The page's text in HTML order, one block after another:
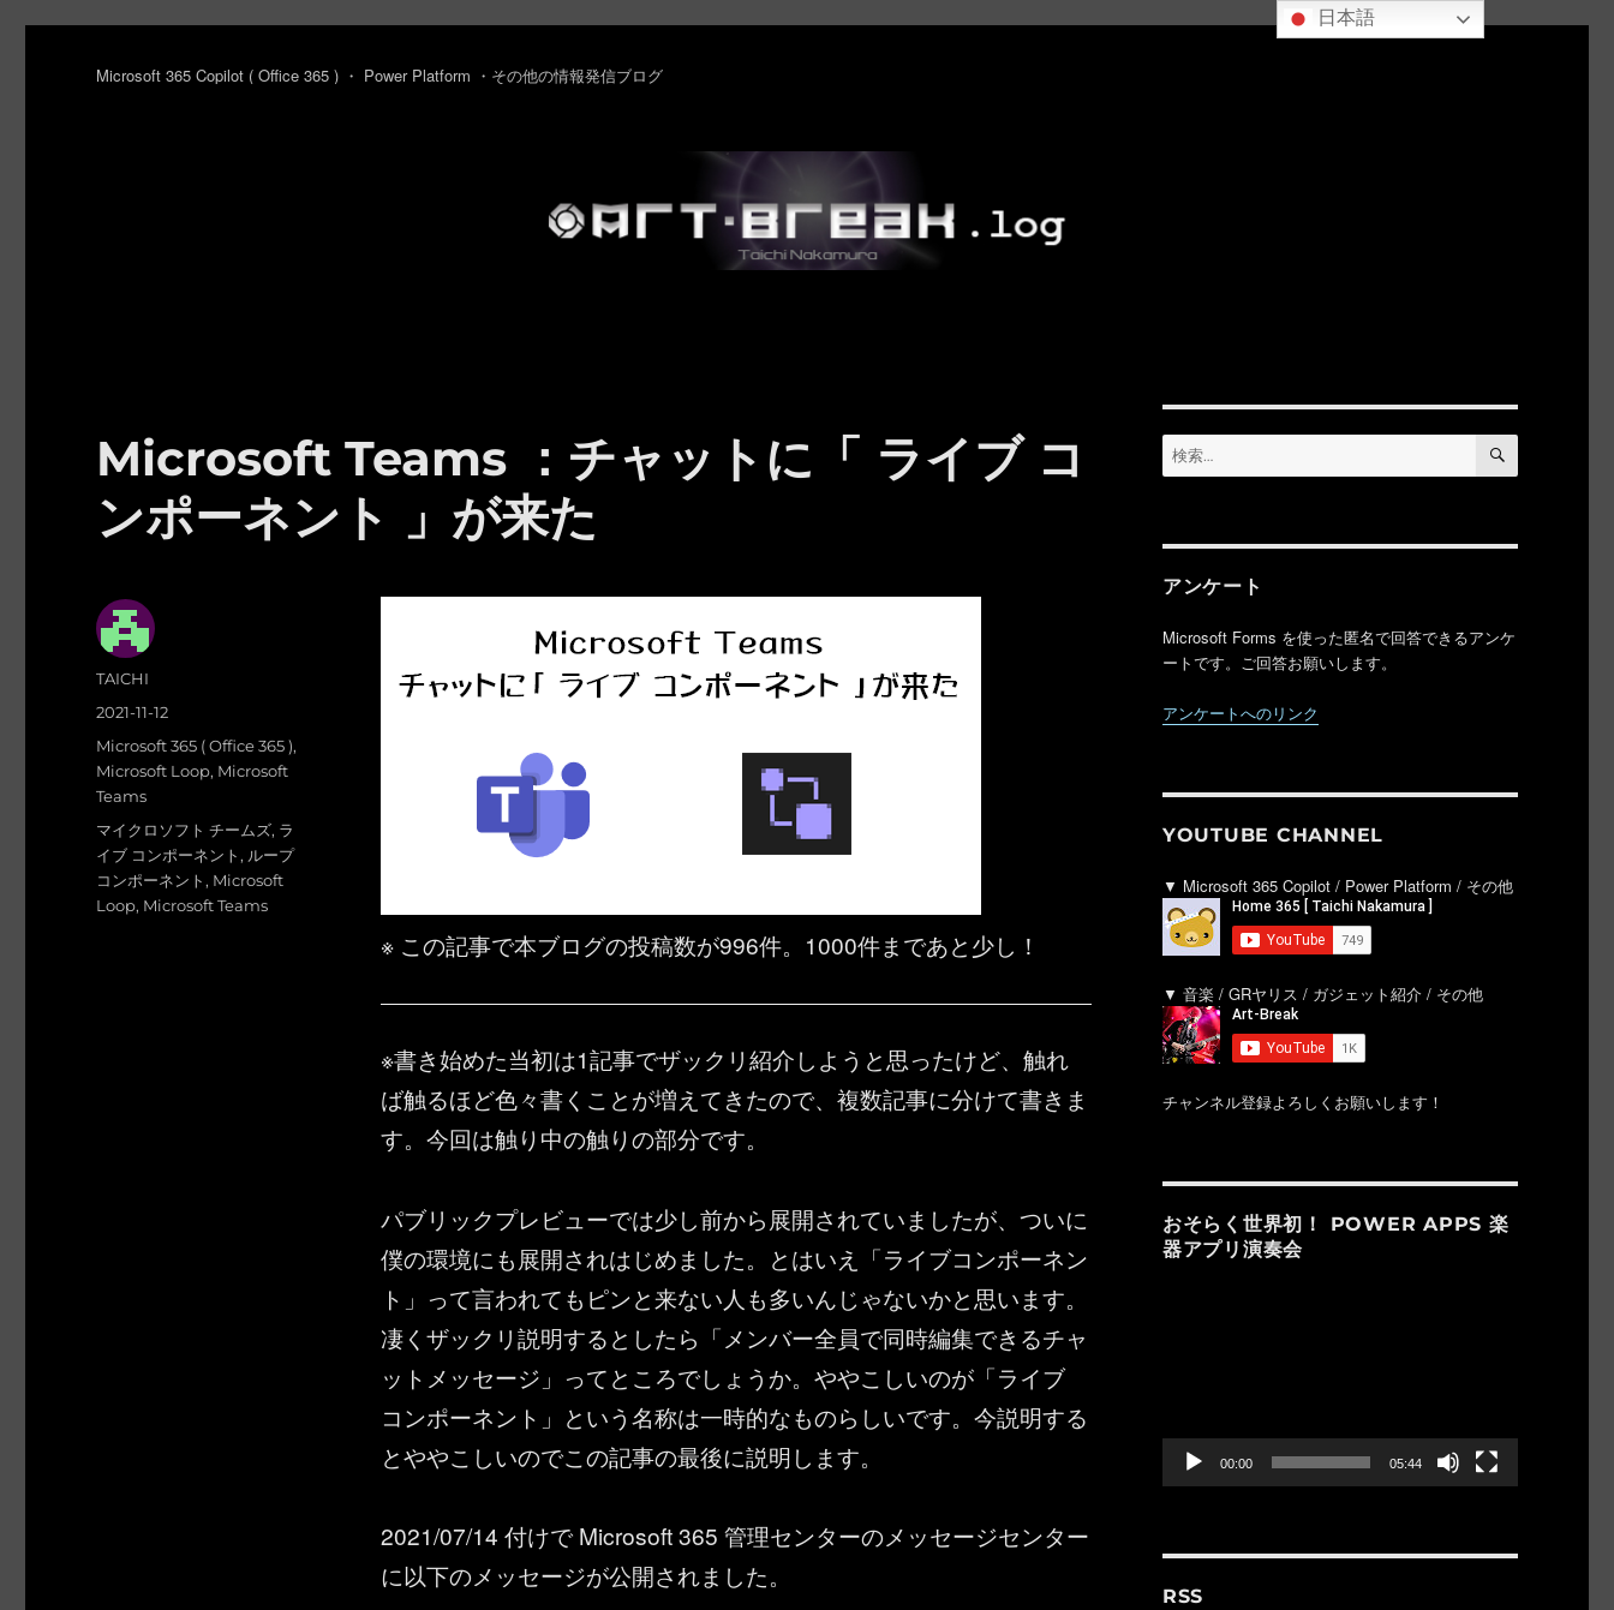
Microsoft 365 Copilot ( Office 365 ) ・ Power Platform ・その他の情報発信ブログ
Microsoft Teams ：チャットに「 ライブ コ
ンポーネント 」が来た
※ この記事で本ブログの投稿数が996件。1000件まであと少し！
※書き始めた当初は1記事でザックリ紹介しようと思ったけど、触れ
ば触るほど色々書くことが増えてきたので、複数記事に分けて書きま
す。今回は触り中の触りの部分です。
パブリックプレビューでは少し前から展開されていましたが、ついに
僕の環境にも展開されはじめました。とはいえ「ライブコンポーネン
ト」って言われてもピンと来ない人も多いんじゃないかと思います。
凄くザックリ説明するとしたら「メンバー全員で同時編集できるチャ
ットメッセージ」ってところでしょうか。ややこしいのが「ライブ
コンポーネント」という名称は一時的なものらしいです。今説明する
とややこしいのでこの記事の最後に説明します。
2021/07/14 付けで Microsoft 365 管理センターのメッセージセンター
に以下のメッセージが公開されました。
投
稿
TAICHI
投
日:
2021-11-12
カ
テ
ゴ
ー
Microsoft 365 ( Office 365 ),
Microsoft Loop, Microsoft
Teams
タ
グ
マイクロソフト チームズ, ラ
イブ コンポーネント , ループ
コンポーネント , Microsoft
Loop, Microsoft Teams
検
索:
検
アンケート
Microsoft Forms を使った匿名で回答できるアンケ
ートです。ご回答お願いします。
アンケートへのリンク
YOUTUBE CHANNEL
▼ Microsoft 365 Copilot / Power Platform / その他
▼ 音楽 / GRヤリス / ガジェット紹介 / その他
チャンネル登録よろしくお願いします！
おそらく世界初！ POWER APPS 楽
器アプリ演奏会
00:00 05:44
RSS
日本語